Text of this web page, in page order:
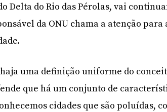
Delta do Rio das Pérolas, vai
da ONU chama a atenção
uma definição uniforme do
que há um conjunto de
cidades que são poluídas,